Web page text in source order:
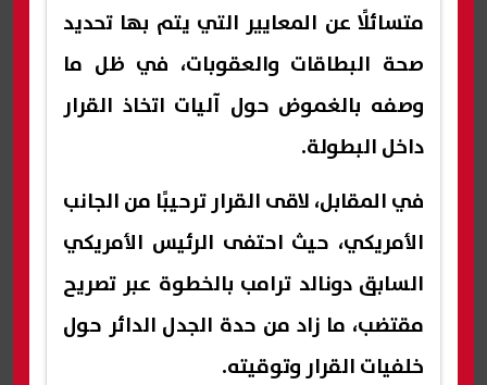
متسائلًا عن المعايير التي يتم بها تحديد
صحة البطاقات والعقوبات، في ظل ما
وصفه بالغموض حول آليات اتخاذ القرار
داخل البطولة.
في المقابل، لاقى القرار ترحيبًا من الجانب
الأمريكي، حيث احتفى الرئيس الأمريكي
السابق دونالد ترامب بالخطوة عبر تصريح
مقتضب، ما زاد من حدة الجدل الدائر حول
خلفيات القرار وتوقيته.